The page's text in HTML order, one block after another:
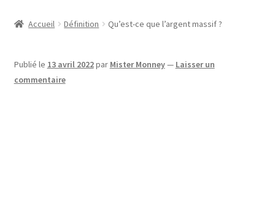
Accueil Définition Qu’est-ce que l’argent massif ?
Publié le 13 avril 2022par Mister Monney— Laisser un
commentaire